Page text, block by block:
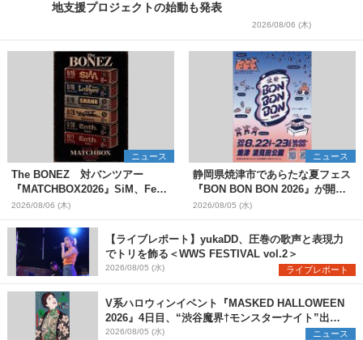
地支援プロジェクトの始動も発表
2026/08/06 (木)
ニュース
The BONEZ 対バンツアー
『MATCHBOX2026』SiM、Fear,
and Loathing in Las Vegasら対
バンアーティストを一斉解禁
2026/08/06 (木)
ニュース
静岡県焼津市であらたな夏フェス
『BON BON BON 2026』が開
催 音楽ライブ×盆踊り×DJ×屋台
グルメ×ランタンナイトで彩る2日
間
2026/08/05 (水)
【ライブレポート】yukaDD、圧巻の歌声と表現力
でトリを飾る＜WWS FESTIVAL vol.2＞
2026/08/05 (水) ライブレポート
V系ハロウィンイベント『MASKED HALLOWEEN
2026』4日目、“渋谷魔界†モンスターナイト”出演6
組を発表
2026/08/05 (水) ニュース